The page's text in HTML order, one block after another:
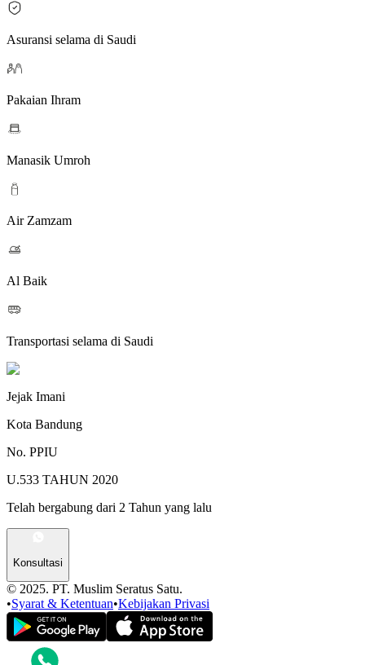
Asuransi selama di Saudi
Pakaian Ihram
Manasik Umroh
Air Zamzam
Al Baik
Transportasi selama di Saudi
Jejak Imani
Kota Bandung
No. PPIU
U.533 TAHUN 2020
Telah bergabung dari 2 Tahun yang lalu
Konsultasi
© 2025. PT. Muslim Seratus Satu.
•Syarat & Ketentuan•Kebijakan Privasi